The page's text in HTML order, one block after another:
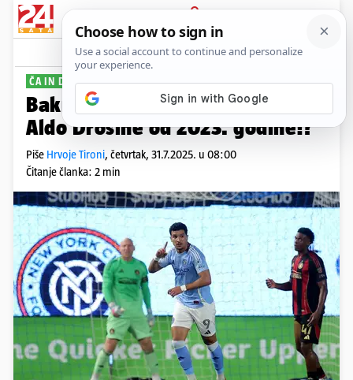
PRIJAVA
Sport Komentari
ČA IN DELAJU...
Bakrar već šesti ulov Dinama s
Aldo Drosine od 2023. godine!?
Piše Hrvoje Tironi, četvrtak, 31.7.2025. u 08:00
Čitanje članka: 2 min